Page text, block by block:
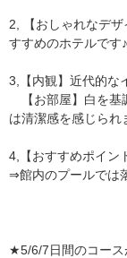
2, 【おしゃれなデ
すすめのホテルです♪
3,【内観】近代的な
【お部屋】白を基
は清潔感を感じられ
4,【おすすめポイン
⇒館内のプールでは
★5/6/7日間のコース